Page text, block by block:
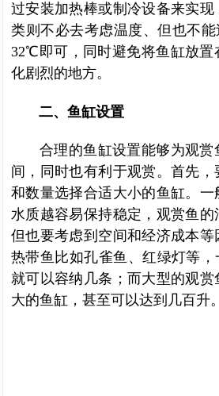
过安装加热棒或制冷设备来实现
类则不必去考虑温度、但也不
32℃即可， 同时避免将鱼缸放
化剧烈的地方。
二、鱼缸设置
合理的鱼缸设置能够为观
间，同时也有利于观赏。首先
和数量选择合适大小的鱼缸。一
水质越容易保持稳定，观赏鱼的
但也要考虑到空间和经济成本
热带鱼比如孔雀鱼、红绿灯等，
就可以容纳几条；而大型的观
大的鱼缸，甚至可以达到几百升。